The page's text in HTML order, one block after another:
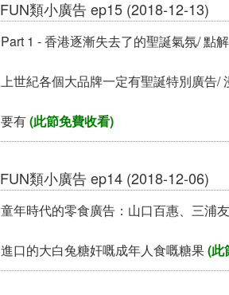
FUN類小廣告 ep15 (2018-12-13)
Part 1 - 香港逐漸失去了的聖誕氣氛/ 點
上世紀各個大品牌一定有聖誕特別廣告/
要有(此節免費收看)
FUN類小廣告 ep14 (2018-12-06)
童年時代的零食廣告：山口百惠、三浦
進口的大白兔糖奸嘅成年人食嘅糖果(此